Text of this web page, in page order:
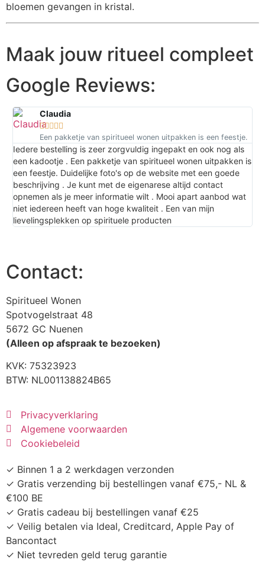
bloemen gevangen in kristal.
Maak jouw ritueel compleet
Google Reviews:
Claudia

Een pakketje van spiritueel wonen uitpakken is een feestje.
Iedere bestelling is zeer zorgvuldig ingepakt en ook nog als
een kadootje . Een pakketje van spiritueel wonen uitpakken is
een feestje. Duidelijke foto's op de website met een goede
beschrijving . Je kunt met de eigenarese altijd contact
opnemen als je meer informatie wilt . Mooi apart aanbod wat
niet iedereen heeft van hoge kwaliteit . Een van mijn
lievelingsplekken op spirituele producten
Contact:
Spiritueel Wonen
Spotvogelstraat 48
5672 GC Nuenen
(Alleen op afspraak te bezoeken)
KVK: 75323923
BTW: NL001138824B65
Privacyverklaring
Algemene voorwaarden
Cookiebeleid
✓ Binnen 1 a 2 werkdagen verzonden
✓ Gratis verzending bij bestellingen vanaf €75,- NL &
€100 BE
✓ Gratis cadeau bij bestellingen vanaf €25
✓ Veilig betalen via Ideal, Creditcard, Apple Pay of
Bancontact
✓ Niet tevreden geld terug garantie